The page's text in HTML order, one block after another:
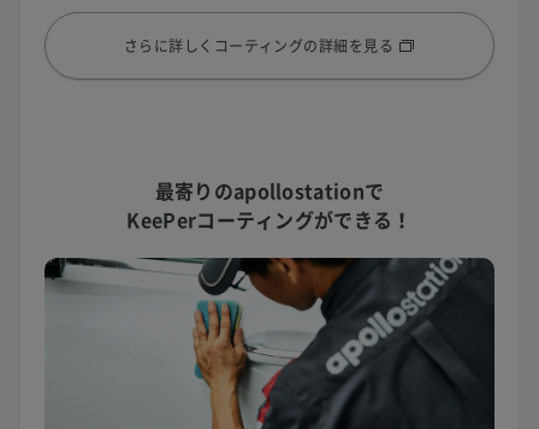
さらに詳しくコーティングの詳細を見る
最寄りのapollostationで
KeePerコーティングができる！